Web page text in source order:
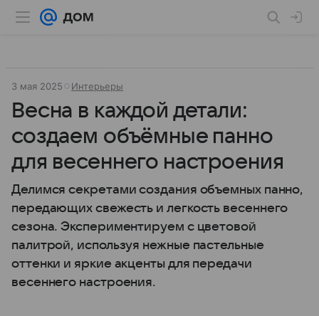
3 мая 2025 Интерьеры
Весна в каждой детали:
создаем объëмные панно
для весеннего настроения
Делимся секретами создания объемных панно,
передающих свежесть и легкость весеннего
сезона. Экспериментируем с цветовой
палитрой, используя нежные пастельные
оттенки и яркие акценты для передачи
весеннего настроения.